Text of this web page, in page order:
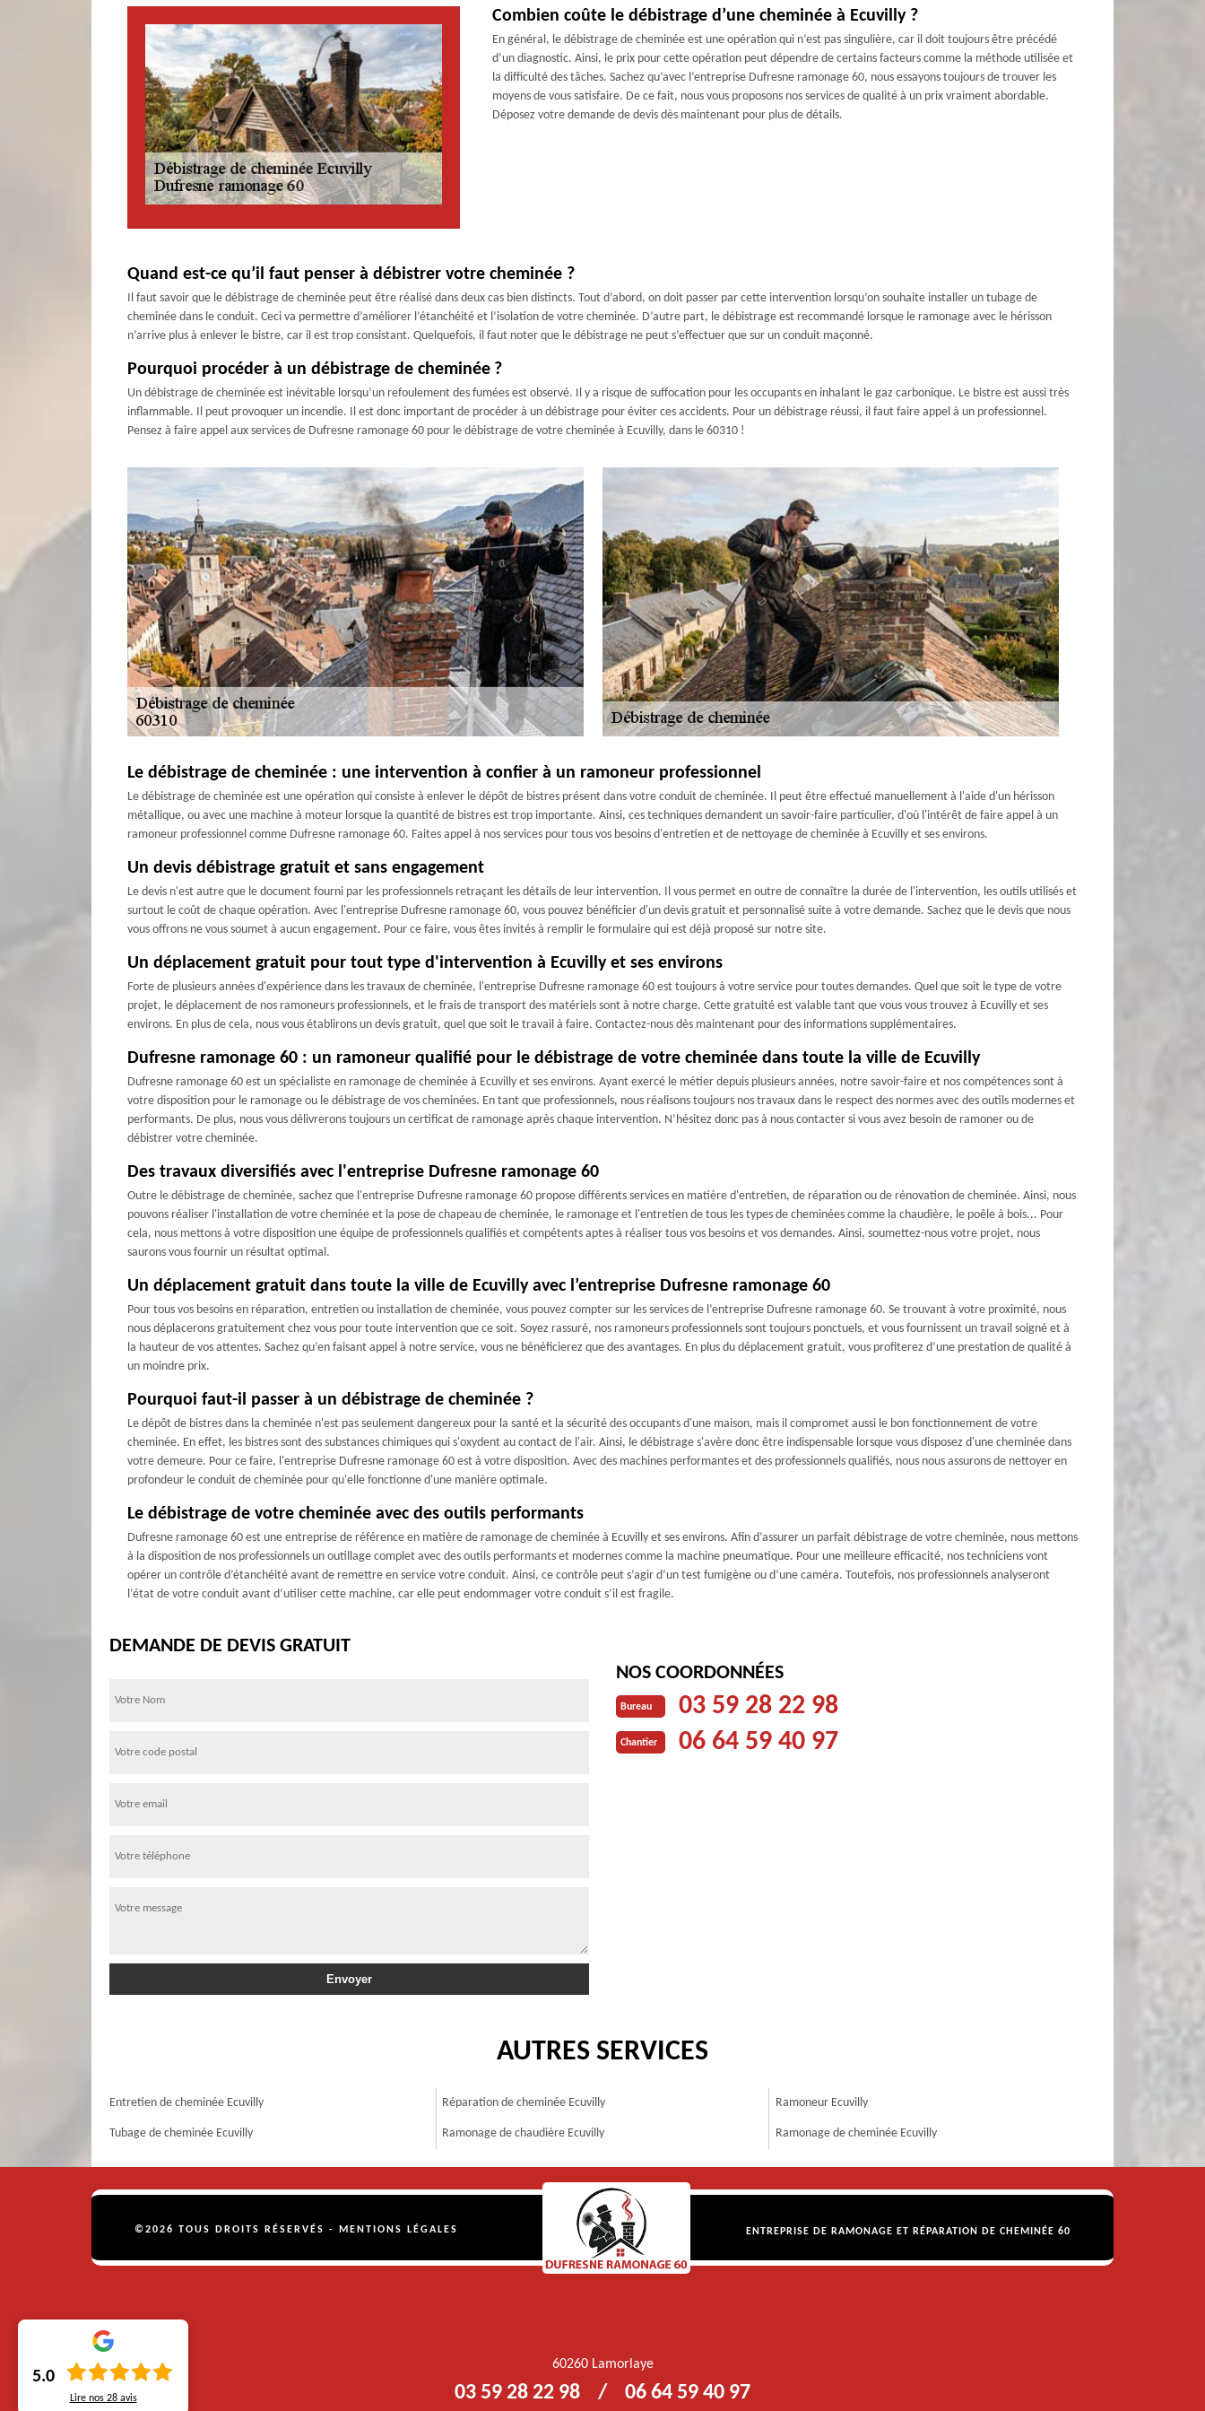
Combien coûte le débistrage d’une cheminée à Ecuvilly ?
En général, le débistrage de cheminée est une opération qui n’est pas singulière, car il doit toujours être précédé
d’un diagnostic. Ainsi, le prix pour cette opération peut dépendre de certains facteurs comme la méthode utilisée et
la difficulté des tâches. Sachez qu’avec l’entreprise Dufresne ramonage 60, nous essayons toujours de trouver les
moyens de vous satisfaire. De ce fait, nous vous proposons nos services de qualité à un prix vraiment abordable.
Déposez votre demande de devis dès maintenant pour plus de détails.
Quand est-ce qu’il faut penser à débistrer votre cheminée ?
Il faut savoir que le débistrage de cheminée peut être réalisé dans deux cas bien distincts. Tout d’abord, on doit passer par cette intervention lorsqu’on souhaite installer un tubage de
cheminée dans le conduit. Ceci va permettre d’améliorer l’étanchéité et l’isolation de votre cheminée. D’autre part, le débistrage est recommandé lorsque le ramonage avec le hérisson
n’arrive plus à enlever le bistre, car il est trop consistant. Quelquefois, il faut noter que le débistrage ne peut s’effectuer que sur un conduit maçonné.
Pourquoi procéder à un débistrage de cheminée ?
Un débistrage de cheminée est inévitable lorsqu’un refoulement des fumées est observé. Il y a risque de suffocation pour les occupants en inhalant le gaz carbonique. Le bistre est aussi très
inflammable. Il peut provoquer un incendie. Il est donc important de procéder à un débistrage pour éviter ces accidents. Pour un débistrage réussi, il faut faire appel à un professionnel.
Pensez à faire appel aux services de Dufresne ramonage 60 pour le débistrage de votre cheminée à Ecuvilly, dans le 60310 !
Le débistrage de cheminée : une intervention à confier à un ramoneur professionnel
Le débistrage de cheminée est une opération qui consiste à enlever le dépôt de bistres présent dans votre conduit de cheminée. Il peut être effectué manuellement à l'aide d'un hérisson
métallique, ou avec une machine à moteur lorsque la quantité de bistres est trop importante. Ainsi, ces techniques demandent un savoir-faire particulier, d'où l'intérêt de faire appel à un
ramoneur professionnel comme Dufresne ramonage 60. Faites appel à nos services pour tous vos besoins d'entretien et de nettoyage de cheminée à Ecuvilly et ses environs.
Un devis débistrage gratuit et sans engagement
Le devis n'est autre que le document fourni par les professionnels retraçant les détails de leur intervention. Il vous permet en outre de connaître la durée de l'intervention, les outils utilisés et
surtout le coût de chaque opération. Avec l'entreprise Dufresne ramonage 60, vous pouvez bénéficier d'un devis gratuit et personnalisé suite à votre demande. Sachez que le devis que nous
vous offrons ne vous soumet à aucun engagement. Pour ce faire, vous êtes invités à remplir le formulaire qui est déjà proposé sur notre site.
Un déplacement gratuit pour tout type d'intervention à Ecuvilly et ses environs
Forte de plusieurs années d'expérience dans les travaux de cheminée, l'entreprise Dufresne ramonage 60 est toujours à votre service pour toutes demandes. Quel que soit le type de votre
projet, le déplacement de nos ramoneurs professionnels, et le frais de transport des matériels sont à notre charge. Cette gratuité est valable tant que vous vous trouvez à Ecuvilly et ses
environs. En plus de cela, nous vous établirons un devis gratuit, quel que soit le travail à faire. Contactez-nous dès maintenant pour des informations supplémentaires.
Dufresne ramonage 60 : un ramoneur qualifié pour le débistrage de votre cheminée dans toute la ville de Ecuvilly
Dufresne ramonage 60 est un spécialiste en ramonage de cheminée à Ecuvilly et ses environs. Ayant exercé le métier depuis plusieurs années, notre savoir-faire et nos compétences sont à
votre disposition pour le ramonage ou le débistrage de vos cheminées. En tant que professionnels, nous réalisons toujours nos travaux dans le respect des normes avec des outils modernes et
performants. De plus, nous vous délivrerons toujours un certificat de ramonage après chaque intervention. N’hésitez donc pas à nous contacter si vous avez besoin de ramoner ou de
débistrer votre cheminée.
Des travaux diversifiés avec l'entreprise Dufresne ramonage 60
Outre le débistrage de cheminée, sachez que l'entreprise Dufresne ramonage 60 propose différents services en matière d'entretien, de réparation ou de rénovation de cheminée. Ainsi, nous
pouvons réaliser l'installation de votre cheminée et la pose de chapeau de cheminée, le ramonage et l'entretien de tous les types de cheminées comme la chaudière, le poêle à bois... Pour
cela, nous mettons à votre disposition une équipe de professionnels qualifiés et compétents aptes à réaliser tous vos besoins et vos demandes. Ainsi, soumettez-nous votre projet, nous
saurons vous fournir un résultat optimal.
Un déplacement gratuit dans toute la ville de Ecuvilly avec l’entreprise Dufresne ramonage 60
Pour tous vos besoins en réparation, entretien ou installation de cheminée, vous pouvez compter sur les services de l’entreprise Dufresne ramonage 60. Se trouvant à votre proximité, nous
nous déplacerons gratuitement chez vous pour toute intervention que ce soit. Soyez rassuré, nos ramoneurs professionnels sont toujours ponctuels, et vous fournissent un travail soigné et à
la hauteur de vos attentes. Sachez qu’en faisant appel à notre service, vous ne bénéficierez que des avantages. En plus du déplacement gratuit, vous profiterez d’une prestation de qualité à
un moindre prix.
Pourquoi faut-il passer à un débistrage de cheminée ?
Le dépôt de bistres dans la cheminée n'est pas seulement dangereux pour la santé et la sécurité des occupants d'une maison, mais il compromet aussi le bon fonctionnement de votre
cheminée. En effet, les bistres sont des substances chimiques qui s'oxydent au contact de l'air. Ainsi, le débistrage s'avère donc être indispensable lorsque vous disposez d'une cheminée dans
votre demeure. Pour ce faire, l'entreprise Dufresne ramonage 60 est à votre disposition. Avec des machines performantes et des professionnels qualifiés, nous nous assurons de nettoyer en
profondeur le conduit de cheminée pour qu'elle fonctionne d'une manière optimale.
Le débistrage de votre cheminée avec des outils performants
Dufresne ramonage 60 est une entreprise de référence en matière de ramonage de cheminée à Ecuvilly et ses environs. Afin d’assurer un parfait débistrage de votre cheminée, nous mettons
à la disposition de nos professionnels un outillage complet avec des outils performants et modernes comme la machine pneumatique. Pour une meilleure efficacité, nos techniciens vont
opérer un contrôle d’étanchéité avant de remettre en service votre conduit. Ainsi, ce contrôle peut s’agir d’un test fumigène ou d’une caméra. Toutefois, nos professionnels analyseront
l’état de votre conduit avant d’utiliser cette machine, car elle peut endommager votre conduit s’il est fragile.
DEMANDE DE DEVIS GRATUIT
NOS COORDONNÉES
Bureau 03 59 28 22 98
Chantier 06 64 59 40 97
AUTRES SERVICES
Entretien de cheminée Ecuvilly
Tubage de cheminée Ecuvilly
Réparation de cheminée Ecuvilly
Ramonage de chaudière Ecuvilly
Ramoneur Ecuvilly
Ramonage de cheminée Ecuvilly
©2026 TOUS DROITS RÉSERVÉS - MENTIONS LÉGALES ENTREPRISE DE RAMONAGE ET RÉPARATION DE CHEMINÉE 60
60260 Lamorlaye
03 59 28 22 98 / 06 64 59 40 97
5.0
Lire nos 28avis